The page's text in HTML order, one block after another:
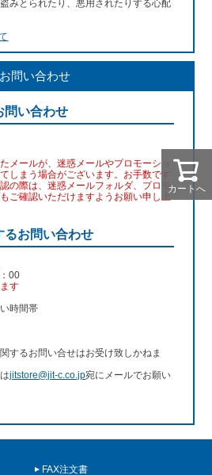
カートへ
みとられたり、悪用されたりする心配
お問い合わせ
問い合わせ
メールが、迷惑メールやプロモーショ
しまう場合がございます。お手数です
の際は、迷惑メールフォルダ、プロモ
ご確認いただけますようお願い申し上
るお問い合わせ
00
す
時間帯
するお問い合せはお受け致しかねま
jitstore@jit-c.co.jp宛にメールでお願い
FAX注文書